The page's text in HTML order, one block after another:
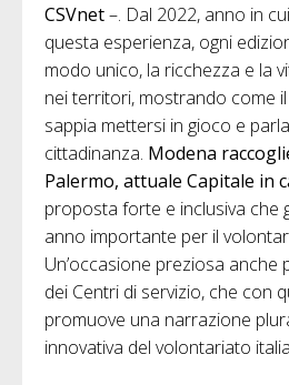
CSVnet–. Dal 2022, anno in
questa esperienza, ogni
modo unico, la ricchezza e la
nei territori, mostrando come
sappia mettersi in gioco e
cittadinanza. Modena
Palermo, attuale Capitale in
proposta forte e inclusiva che
anno importante per il
Un’occasione preziosa anche
dei Centri di servizio, che con
promuove una narrazione
innovativa del volontariato